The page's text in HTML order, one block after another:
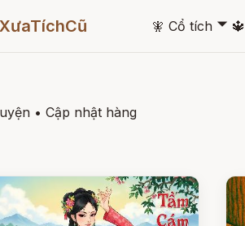
🧚 Cổ tích 🞃 🔱
• Cập nhật hàng